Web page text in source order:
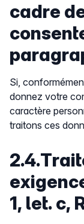
cadre
Si,
donnez votre
caractère
traitons ces
1, let. c,